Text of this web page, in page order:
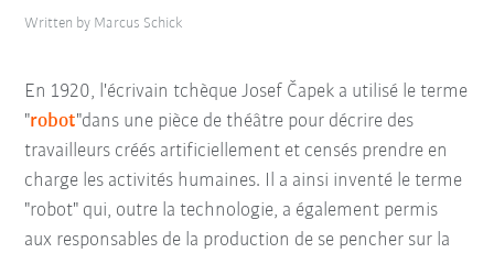
Written by Marcus Schick
En 1920, l'écrivain tchèque Josef Čapek a utilisé le terme
"robot"dans une pièce de théâtre pour décrire des
travailleurs créés artificiellement et censés prendre en
charge les activités humaines. Il a ainsi inventé le terme
"robot" qui, outre la technologie, a également permis
aux responsables de la production de se pencher sur la